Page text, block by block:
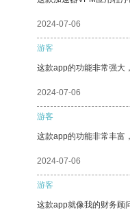
2024-07-06
游客
这款app的功能非常强大
2024-07-06
游客
这款app的功能非常丰富
2024-07-06
游客
这款app就像我的财务顾